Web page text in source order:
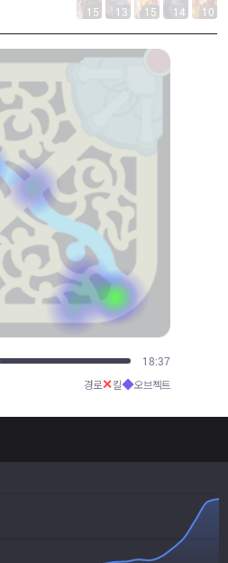
15 13 15 14 10
20:37
경로✕킬◆오브젝트